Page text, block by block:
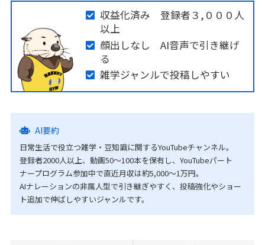
収益化済み 登録者３,０００人
以上
顔出しなし AI音声で引き継げ
る
雑学ジャンルで投稿しやすい
AI要約
日常生活で役立つ雑学・豆知識に関するYouTubeチャンネル。
登録者2000人以上、動画50〜100本を保有し、YouTubeパート
ナープログラム参加中で直近月収は約5,000〜1万円。
AIナレーションの非属人型で引き継ぎやすく、投稿強化やショー
ト追加で伸ばしやすいジャンルです。